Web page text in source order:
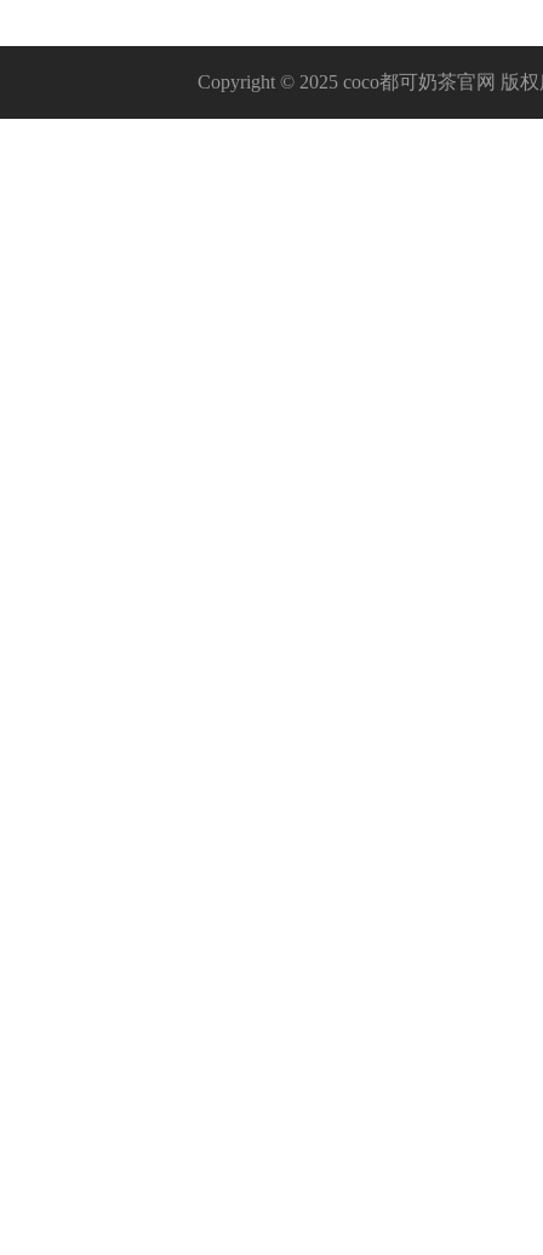
Copyright © 2025 coco都可奶茶官网 版